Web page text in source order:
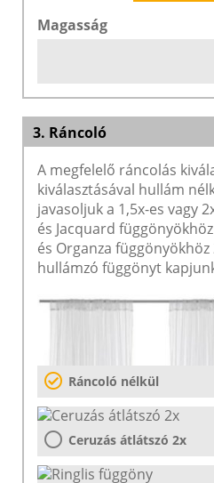
Magasság
3. Ráncoló
A megfelelő ráncolás
kiválasztásával hullám
javasoljuk a 1,5x-es vagy
és Jacquard
és Organza
hullámzó függönyt
Ráncoló nélkül
Ceruzás átlátszó 2x